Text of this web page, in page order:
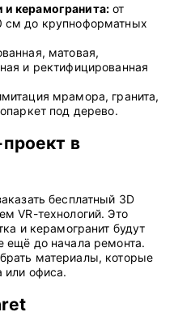
керамогранита: от
см до крупноформатных
матовая,
и ректифицированная
мрамора, гранита,
под дерево.
в
бесплатный 3D
VR-технологий. Это
и керамогранит будут
ещё до начала ремонта.
материалы, которые
или офиса.